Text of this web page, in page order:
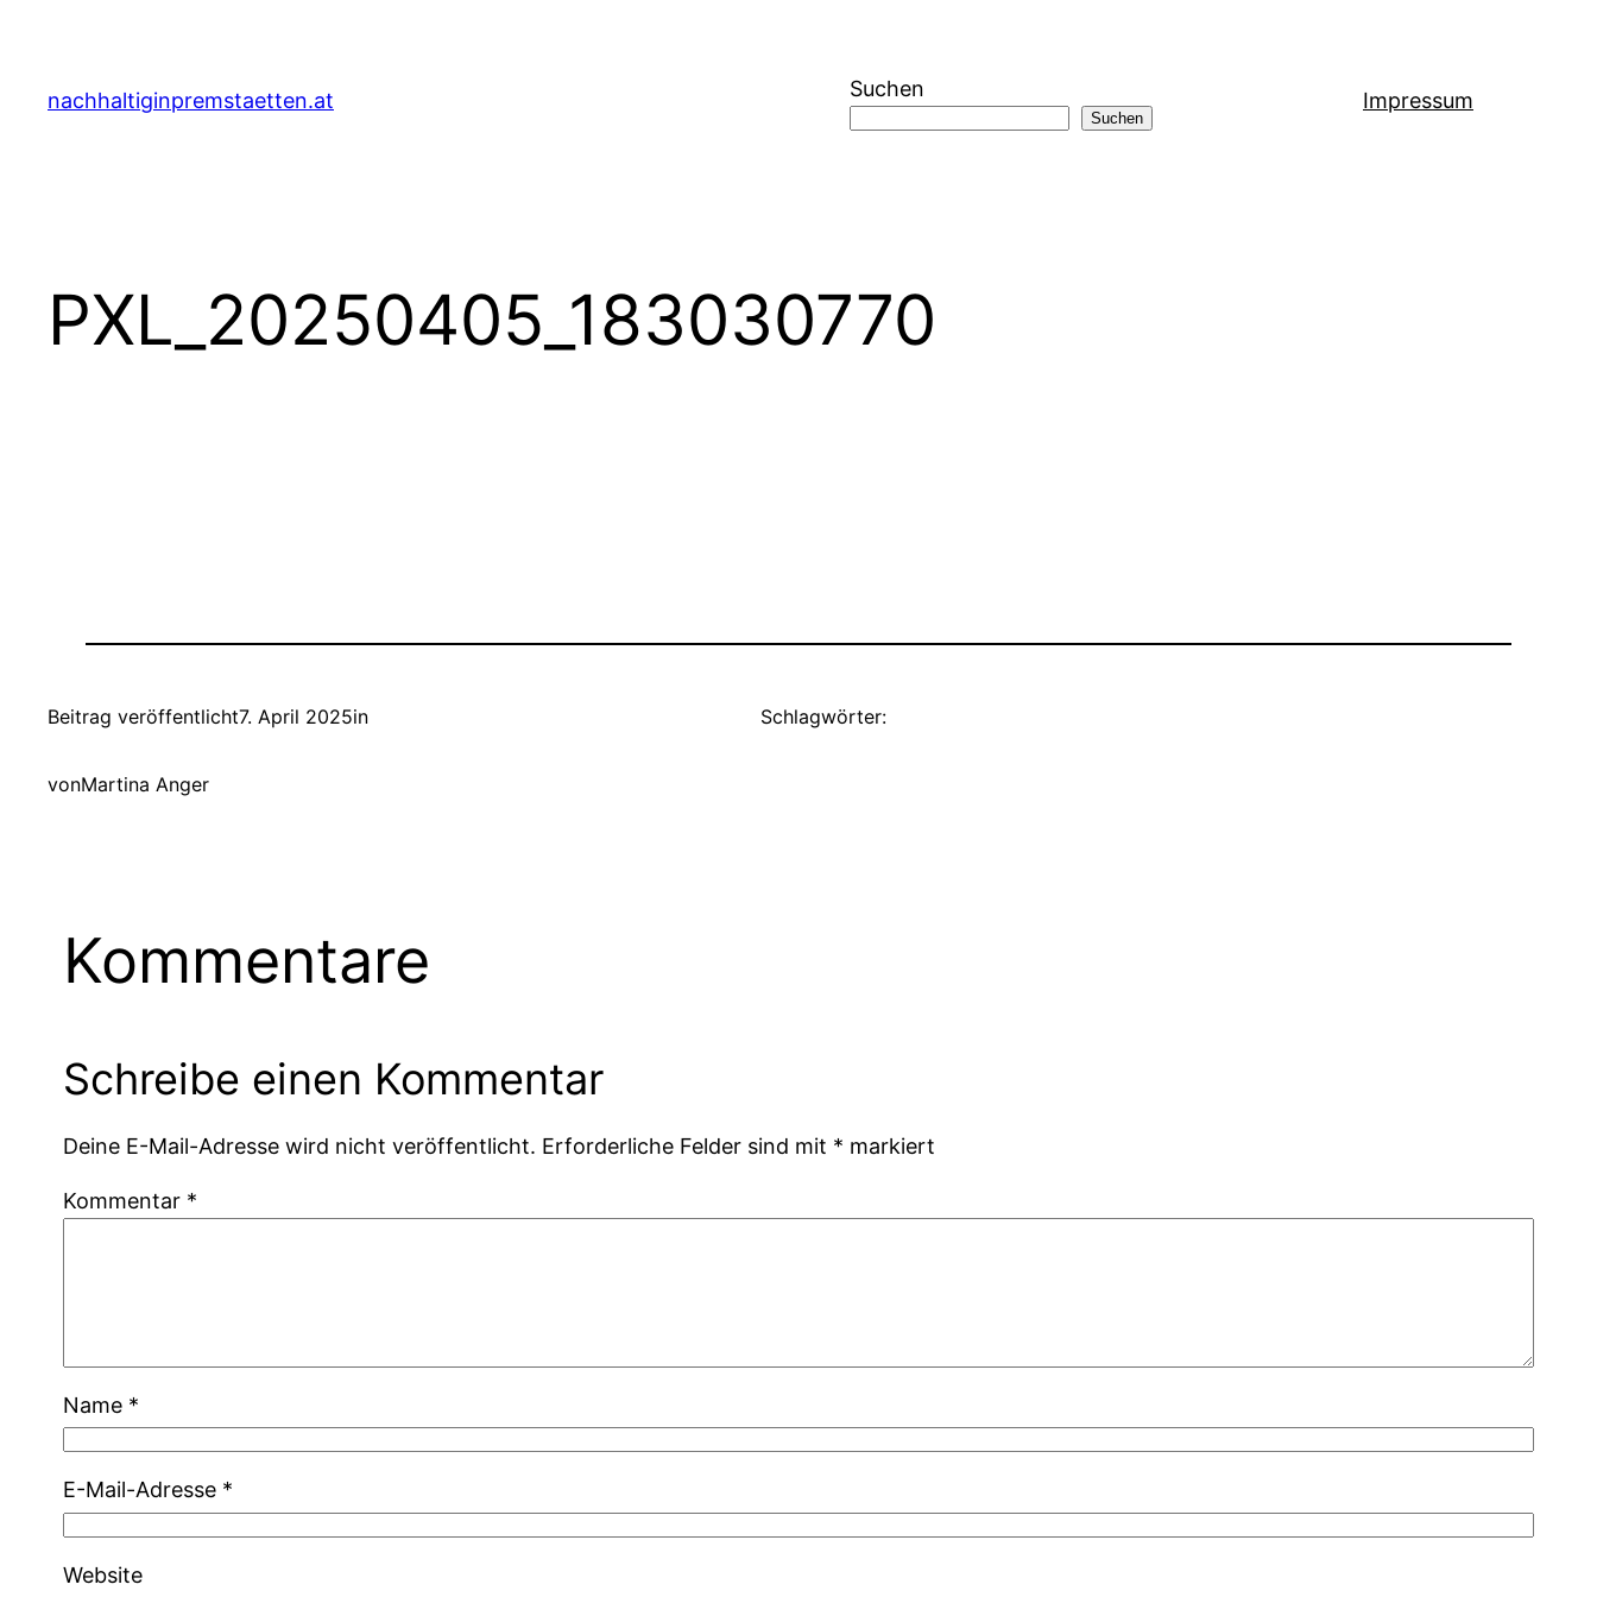
springen
nachhaltiginpremstaetten.at Suchen
Suchen
Impressum
PXL_20250405_183030770
Beitrag veröffentlicht7. April 2025in
vonMartina Anger
Schlagwörter:
Kommentare
Schreibe einen Kommentar
Deine E-Mail-Adresse wird nicht veröffentlicht. Erforderliche Felder sind mit * markiert
Kommentar *
Name *
E-Mail-Adresse *
Website